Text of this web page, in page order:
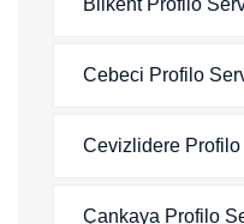
Cebeci Profilo
Cevizlidere Profilo
Çankaya Profilo